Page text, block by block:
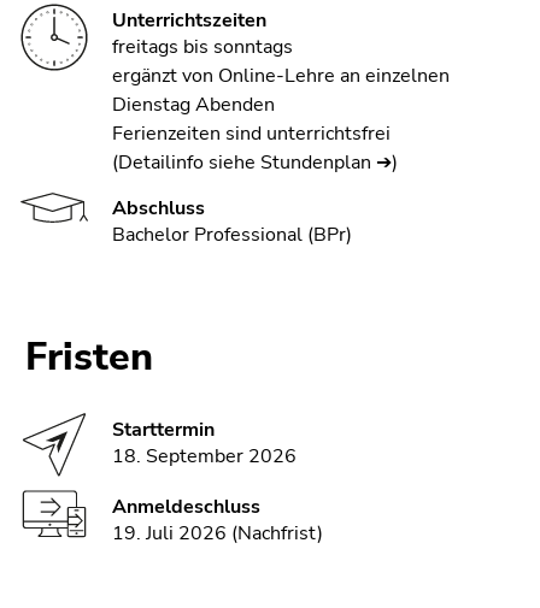
Unterrichtszeiten
freitags bis sonntags
ergänzt von Online-Lehre an einzelnen
Dienstag Abenden
Ferienzeiten sind unterrichtsfrei
(Detailinfo siehe Stundenplan ➔)
Abschluss
Bachelor Professional (BPr)
Fristen
Starttermin
18. September 2026
Anmeldeschluss
19. Juli 2026 (Nachfrist)